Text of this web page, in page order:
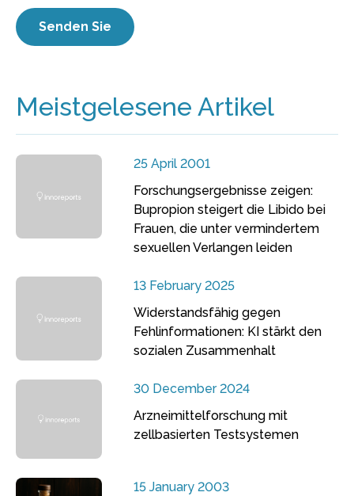
Meistgelesene Artikel
25 April 2001
Forschungsergebnisse zeigen:
Bupropion steigert die Libido bei
Frauen, die unter vermindertem
sexuellen Verlangen leiden
13 February 2025
Widerstandsfähig gegen
Fehlinformationen: KI stärkt den
sozialen Zusammenhalt
30 December 2024
Arzneimittelforschung mit
zellbasierten Testsystemen
15 January 2003